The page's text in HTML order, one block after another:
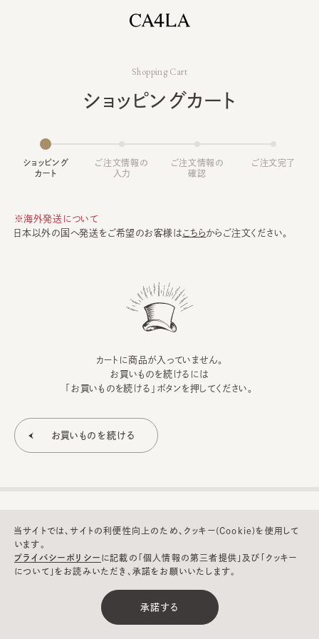
Shopping Cart
ショッピングカート
ショッピング
カート
ご注文情報の
入力
ご注文情報の
確認
ご注文完了
※海外発送について
日本以外の国へ発送をご希望のお客様はこちらからご注文ください。
カートに商品が入っていません。
お買いものを続けるには
「お買いものを続ける」ボタンを押してください。
©CA4LA INC. All Rights Reserved.
当サイトでは、サイトの利便性向上のため、クッキー(Cookie)を使用して
います。
プライバシーポリシー に記載の「個人情報の第三者提供」及び「クッキー
について」をお読みいただき、承諾をお願いいたします。
承諾する